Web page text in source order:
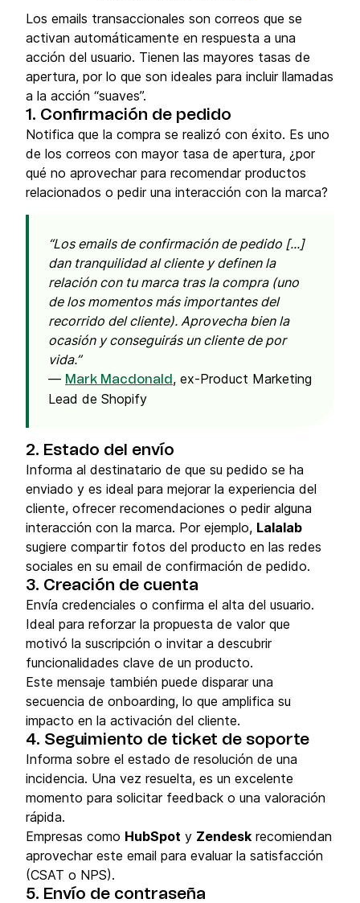
Los emails transaccionales son correos que se
activan automáticamente en respuesta a una
acción del usuario. Tienen las mayores tasas de
apertura, por lo que son ideales para incluir llamadas
a la acción “suaves”.
1. Confirmación de pedido
Notifica que la compra se realizó con éxito. Es uno
de los correos con mayor tasa de apertura, ¿por
qué no aprovechar para recomendar productos
relacionados o pedir una interacción con la marca?
Los emails de confirmación de pedido [...]
dan tranquilidad al cliente y definen la
relación con tu marca tras la compra (uno
de los momentos más importantes del
recorrido del cliente). Aprovecha bien la
ocasión y conseguirás un cliente de por
vida.
— Mark Macdonald , ex-Product Marketing
Lead de Shopify
2. Estado del envío
Informa al destinatario de que su pedido se ha
enviado y es ideal para mejorar la experiencia del
cliente, ofrecer recomendaciones o pedir alguna
interacción con la marca. Por ejemplo, Lalalab
sugiere compartir fotos del producto en las redes
sociales en su email de confirmación de pedido.
3. Creación de cuenta
Envía credenciales o confirma el alta del usuario.
Ideal para reforzar la propuesta de valor que
motivó la suscripción o invitar a descubrir
funcionalidades clave de un producto.
Este mensaje también puede disparar una
secuencia de onboarding, lo que amplifica su
impacto en la activación del cliente.
4. Seguimiento de ticket de soporte
Informa sobre el estado de resolución de una
incidencia. Una vez resuelta, es un excelente
momento para solicitar feedback o una valoración
rápida.
Empresas como HubSpot y Zendesk recomiendan
aprovechar este email para evaluar la satisfacción
(CSAT o NPS).
5. Envío de contraseña